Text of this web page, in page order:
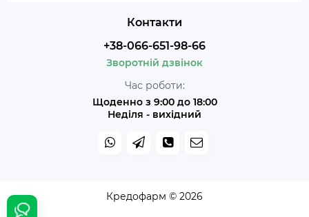
Контакти
+38-066-651-98-66
Зворотній дзвінок
Час роботи:
Щоденно з 9:00 до 18:00
Неділя - вихідний
Кредофарм © 2026